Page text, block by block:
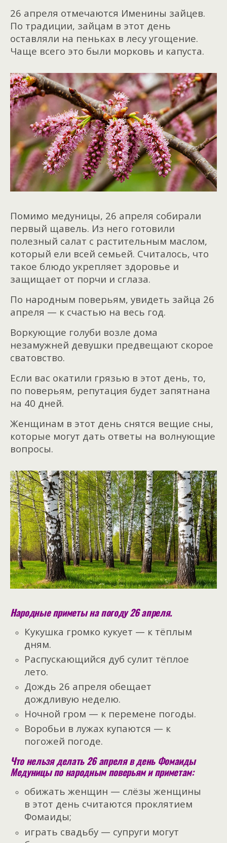
26 апреля отмечаются Именины зайцев.
По традиции, зайцам в этот день
оставляли на пеньках в лесу угощение.
Чаще всего это были морковь и капуста.
Помимо медуницы, 26 апреля собирали
первый щавель. Из него готовили
полезный салат с растительным маслом,
который ели всей семьей. Считалось, что
такое блюдо укрепляет здоровье и
защищает от порчи и сглаза.
По народным поверьям, увидеть зайца 26
апреля — к счастью на весь год.
Воркующие голуби возле дома
незамужней девушки предвещают скорое
сватовство.
Если вас окатили грязью в этот день, то,
по поверьям, репутация будет запятнана
на 40 дней.
Женщинам в этот день снятся вещие сны,
которые могут дать ответы на волнующие
вопросы.
Народные приметы на погоду 26 апреля.
Кукушка громко кукует — к тёплым
дням.
Распускающийся дуб сулит тёплое
лето.
Дождь 26 апреля обещает
дождливую неделю.
Ночной гром — к перемене погоды.
Воробьи в лужах купаются — к
погожей погоде.
Что нельзя делать 26 апреля в день Фомаиды
Медуницы по народным поверьям и приметам:
обижать женщин — слёзы женщины
в этот день считаются проклятием
Фомаиды;
играть свадьбу — супруги могут